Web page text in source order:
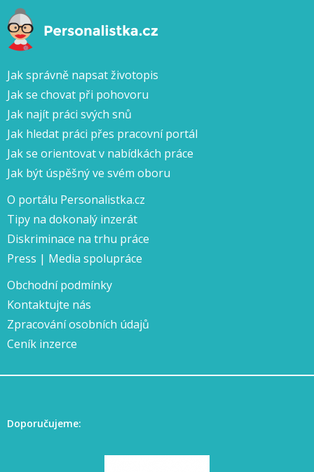
Jak správně napsat životopis
Jak se chovat při pohovoru
Jak najít práci svých snů
Jak hledat práci přes pracovní portál
Jak se orientovat v nabídkách práce
Jak být úspěšný ve svém oboru
O portálu Personalistka.cz
Tipy na dokonalý inzerát
Diskriminace na trhu práce
Press | Media spolupráce
Obchodní podmínky
Kontaktujte nás
Zpracování osobních údajů
Ceník inzerce
Doporučujeme: